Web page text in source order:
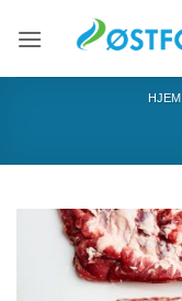
HJEM